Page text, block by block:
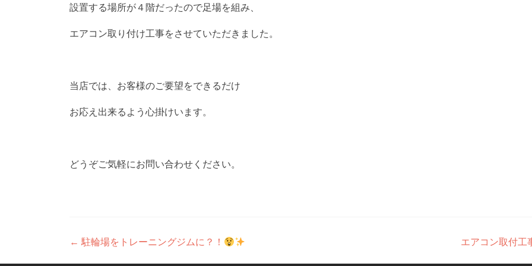
設置する場所が４階だったので足場を組み、
エアコン取り付け工事をさせていただきました。
当店では、お客様のご要望をできるだけ
お応え出来るよう心掛けいます。
どうぞご気軽にお問い合わせください。
投
← 駐輪場をトレーニングジムに？！ エアコン取付工